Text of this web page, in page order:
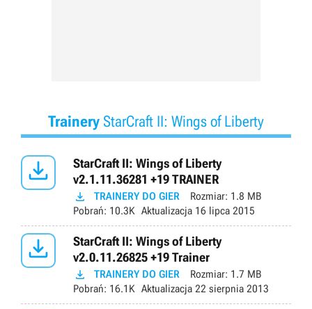
Trainery StarCraft II: Wings of Liberty

StarCraft II: Wings of Liberty
v2.1.11.36281 +19 TRAINER
 TRAINERY DO GIER Rozmiar: 1.8 MB
Pobrań: 10.3K Aktualizacja 16 lipca 2015

StarCraft II: Wings of Liberty
v2.0.11.26825 +19 Trainer
 TRAINERY DO GIER Rozmiar: 1.7 MB
Pobrań: 16.1K Aktualizacja 22 sierpnia 2013